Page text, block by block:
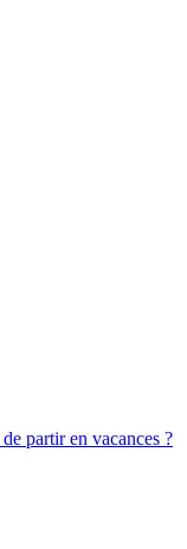
partir en vacances ?